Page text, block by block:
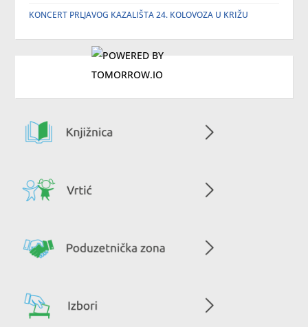
KONCERT PRLJAVOG KAZALIŠTA 24. KOLOVOZA U KRIŽU